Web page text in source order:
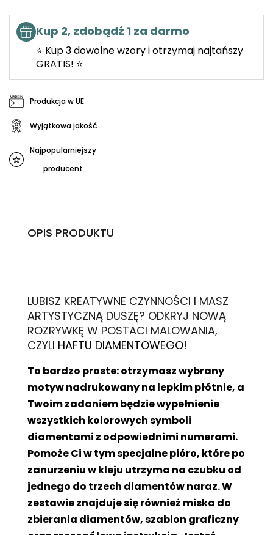
Kup 2, zdobądź 1 za darmo
⭐ Kup 3 dowolne wzory i otrzymaj najtańszy
GRATIS! ⭐
Produkcja w UE
Wyjątkowa jakość
Najpopularniejszy
producent
OPIS PRODUKTU
LUBISZ KREATYWNE CZYNNOŚCI I MASZ
ARTYSTYCZNĄ DUSZĘ? ODKRYJ NOWĄ
ROZRYWKĘ W POSTACI MALOWANIA,
CZYLI HAFTU DIAMENTOWEGO!
To bardzo proste: otrzymasz wybrany
motyw nadrukowany na lepkim płótnie, a
Twoim zadaniem będzie wypełnienie
wszystkich kolorowych symboli
diamentami z odpowiednimi numerami.
Pomoże Ci w tym specjalne pióro, które po
zanurzeniu w kleju utrzyma na czubku od
jednego do trzech diamentów naraz. W
zestawie znajduje się również miska do
zbierania diamentów, szablon graficzny